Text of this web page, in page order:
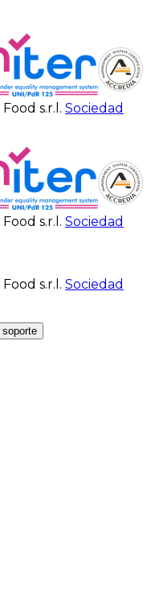
s.r.l. Sociedad
s.r.l. Sociedad
s.r.l. Sociedad
soporte